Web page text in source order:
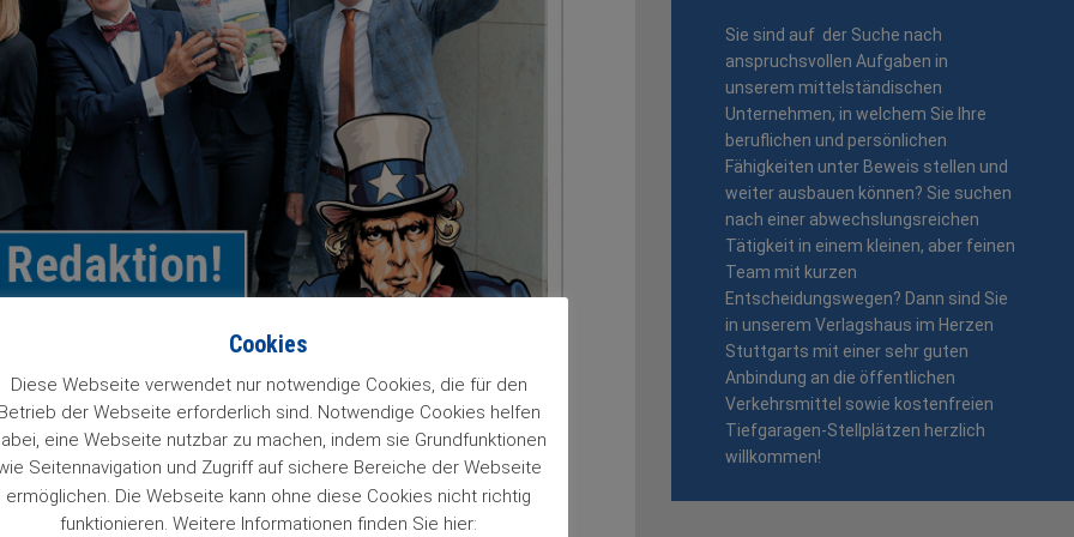
Sie sind auf der Suche nach
anspruchsvollen Aufgaben in
unserem mittelständischen
Unternehmen, in welchem Sie Ihre
beruflichen und persönlichen
Fähigkeiten unter Beweis stellen und
weiter ausbauen können? Sie suchen
nach einer abwechslungsreichen
Tätigkeit in einem kleinen, aber feinen
Team mit kurzen
Entscheidungswegen? Dann sind Sie
in unserem Verlagshaus im Herzen
Stuttgarts mit einer sehr guten
Anbindung an die öffentlichen
Verkehrsmittel sowie kostenfreien
Tiefgaragen-Stellplätzen herzlich
willkommen!
Cookies
Diese Webseite verwendet nur notwendige Cookies, die für den
der Webseite erforderlich sind. Notwendige Cookies helfen
eine Webseite nutzbar zu machen, indem sie Grundfunktionen
Seitennavigation und Zugriff auf sichere Bereiche der Webseite
ermöglichen. Die Webseite kann ohne diese Cookies nicht richtig
funktionieren. Weitere Informationen finden Sie hier: